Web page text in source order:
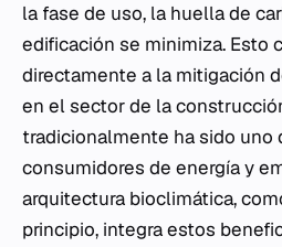
la fase de uso, la huella de
edificación se minimiza. Esto
directamente a la mitigación
en el sector de la
tradicionalmente ha sido uno
consumidores de energía y
arquitectura bioclimática,
principio, integra estos